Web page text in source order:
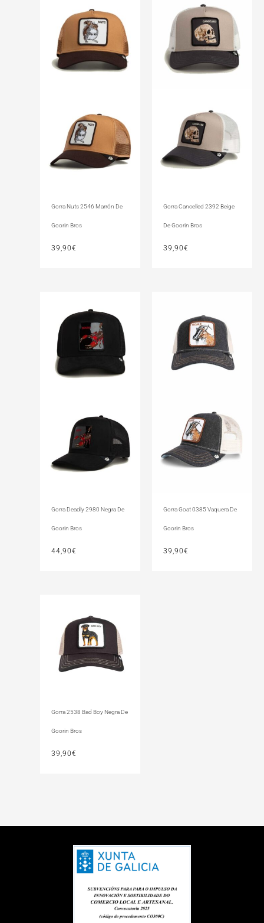
Gorra Nuts 2546 Marrón De
Goorin Bros
39,90€
Gorra Cancelled 2392 Beige
De Goorin Bros
39,90€
Gorra Deadly 2980 Negra De
Goorin Bros
44,90€
Gorra Goat 0385 Vaquera De
Goorin Bros
39,90€
Gorra 2538 Bad Boy Negra De
Goorin Bros
39,90€